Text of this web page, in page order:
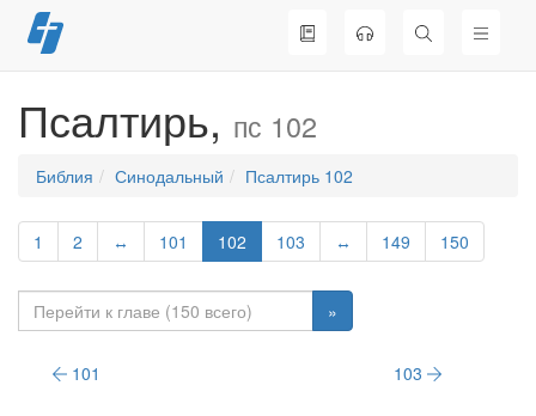
Перейти
к
Псалтирь, пс 102
Библия Синодальный Псалтирь 102
1 2 ↔ 101 102 103 ↔ 149 150
»
101 103